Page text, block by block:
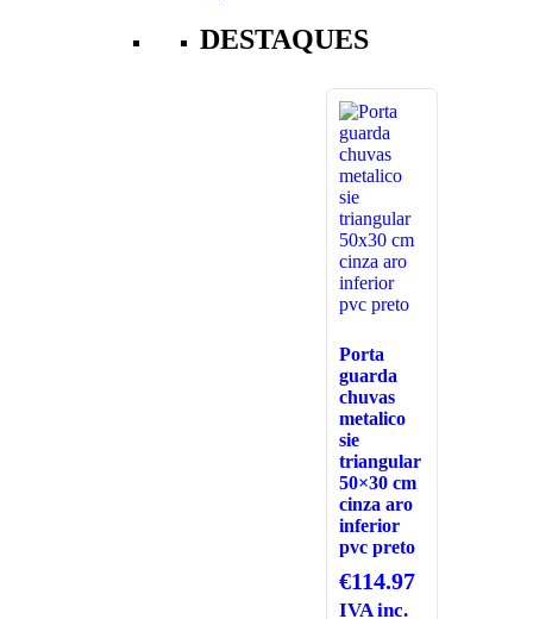
DESTAQUES
Porta
guarda
chuvas
metalico
sie
triangular
50×30 cm
cinza aro
inferior
pvc preto
€114.97
IVA inc.